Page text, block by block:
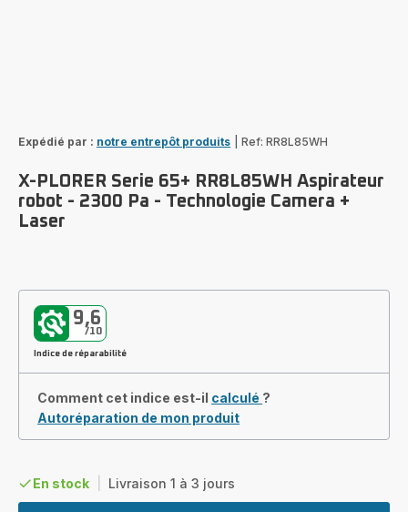
Expédié par : notre entrepôt produits Ref: RR8L85WH
X-PLORER Serie 65+ RR8L85WH Aspirateur
robot - 2300 Pa - Technologie Camera +
Laser
9,6
/10
Indice de réparabilité
Comment cet indice est-il calculé ?
Autoréparation de mon produit
En stock Livraison 1 à 3 jours